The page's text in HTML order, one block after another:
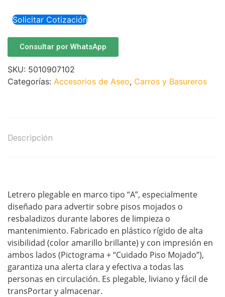
Solicitar Cotización
Consultar por WhatsApp
SKU: 5010907102
Categorías: Accesorios de Aseo, Carros y Basureros
Descripción
Letrero plegable en marco tipo “A”, especialmente
diseñado para advertir sobre pisos mojados o
resbaladizos durante labores de limpieza o
mantenimiento. Fabricado en plástico rígido de alta
visibilidad (color amarillo brillante) y con impresión en
ambos lados (Pictograma + “Cuidado Piso Mojado”),
garantiza una alerta clara y efectiva a todas las
personas en circulación. Es plegable, liviano y fácil de
transPortar y almacenar.